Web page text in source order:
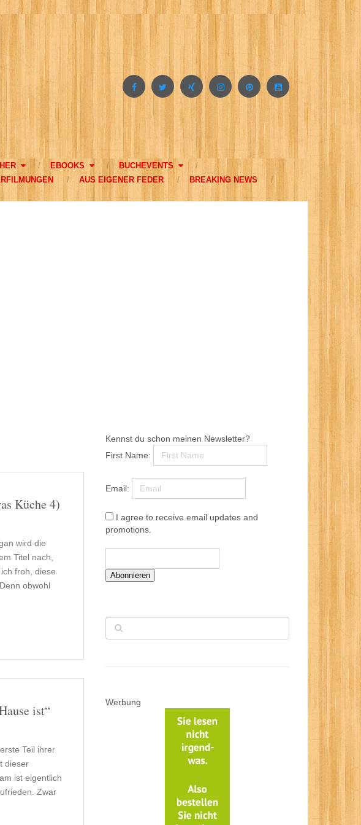
EBOOKS
BUCHEVENTS
AUS EIGENER FEDER
BREAKING NEWS
Küche 4)
wird die
Titel nach,
froh, diese
obwohl
ist“
Teil ihrer
dieser
ist eigentlich
Zwar
Kennst du schon meinen Newsletter?
First Name:
Email:
I agree to receive email updates and
promotions.
Abonnieren
Werbung